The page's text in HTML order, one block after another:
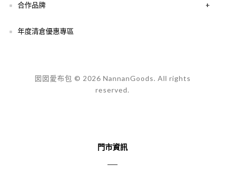
合作品牌 +
年度清倉優惠專區
囡囡愛布包 © 2026 NannanGoods. All rights
reserved.
門市資訊